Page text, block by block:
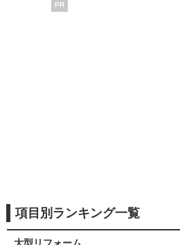
PR
項目別ランキング一覧